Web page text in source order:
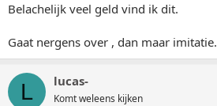
Belachelijk veel geld vind ik dit.
Gaat nergens over , dan maar imitatie.
L lucas-
Komt weleens kijken